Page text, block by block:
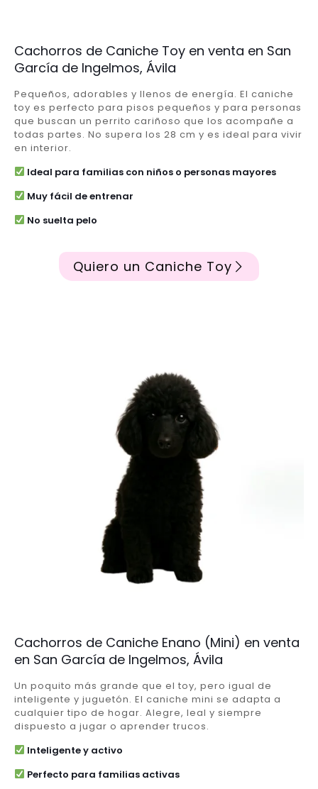
Cachorros de Caniche Toy en venta en San
García de Ingelmos, Ávila
Pequeños, adorables y llenos de energía. El caniche
toy es perfecto para pisos pequeños y para personas
que buscan un perrito cariñoso que los acompañe a
todas partes. No supera los 28 cm y es ideal para vivir
en interior.
Ideal para familias con niños o personas mayores
Muy fácil de entrenar
No suelta pelo
Quiero un Caniche Toy
Cachorros de Caniche Enano (Mini) en venta
en San García de Ingelmos, Ávila
Un poquito más grande que el toy, pero igual de
inteligente y juguetón. El caniche mini se adapta a
cualquier tipo de hogar. Alegre, leal y siempre
dispuesto a jugar o aprender trucos.
Inteligente y activo
Perfecto para familias activas